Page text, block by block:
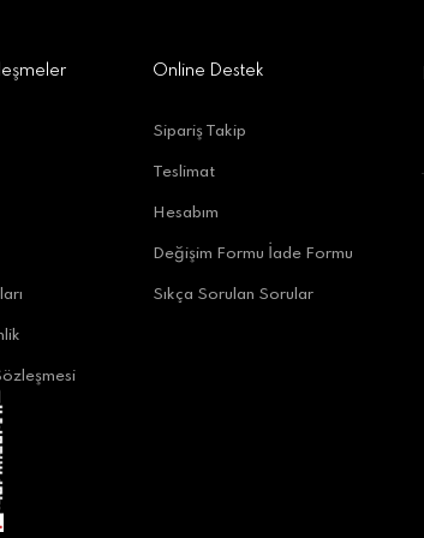
Antalya
Online Destek
Sipariş Takip
Teslimat
Hesabım
Değişim Formu İade Formu
Sıkça Sorulan Sorular